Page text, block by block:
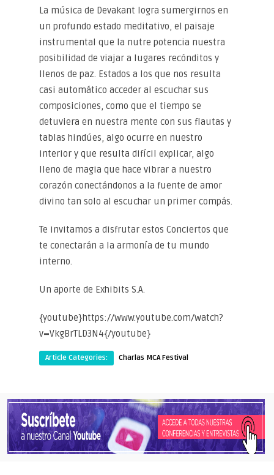
La música de Devakant logra sumergirnos en
un profundo estado meditativo, el paisaje
instrumental que la nutre potencia nuestra
posibilidad de viajar a lugares recónditos y
llenos de paz. Estados a los que nos resulta
casi automático acceder al escuchar sus
composiciones, como que el tiempo se
detuviera en nuestra mente con sus flautas y
tablas hindúes, algo ocurre en nuestro
interior y que resulta difícil explicar, algo
lleno de magia que hace vibrar a nuestro
corazón conectándonos a la fuente de amor
divino tan solo al escuchar un primer compás.
Te invitamos a disfrutar estos Conciertos que
te conectarán a la armonía de tu mundo
interno.
Un aporte de Exhibits S.A.
{youtube}https://www.youtube.com/watch?
v=VkgBrTLD3N4{/youtube}
Article Categories: Charlas MCA Festival